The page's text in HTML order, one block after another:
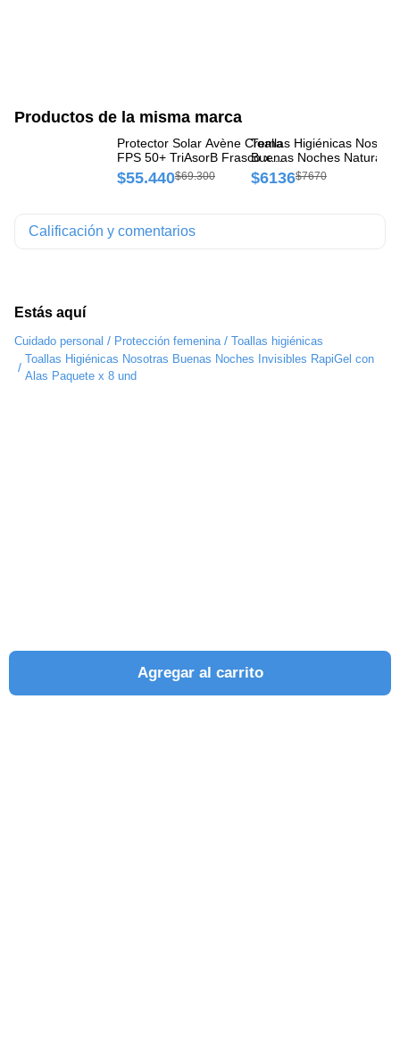
Estás aquí
Cuidado personal / Protección femenina / Toallas higiénicas
/
Toallas Higiénicas Nosotras Buenas Noches Invisibles RapiGel con
Alas Paquete x 8 und
Productos de la misma marca
Protector Solar Avène Crema
FPS 50+ TriAsorB Frasco x
50 ml
$55.440$69.300
Toallas Higiénicas
Buenas Noches Natural
Alas Paquete x 16 und
$6136$7670
Agregar al carrito
Calificación y comentarios